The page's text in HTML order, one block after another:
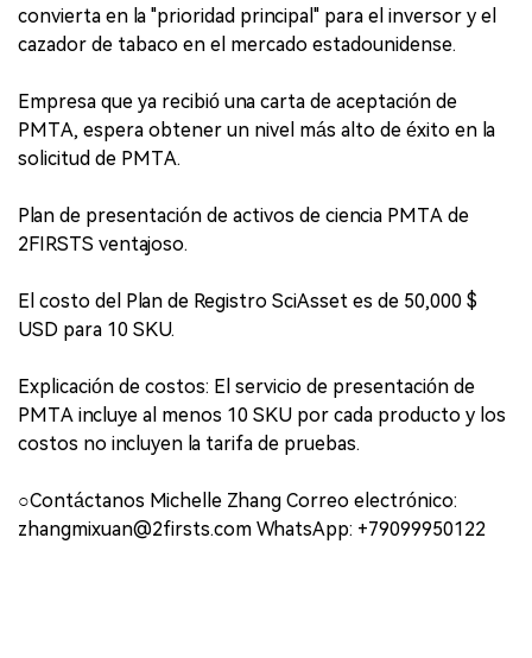
convierta en la "prioridad principal" para el inversor y el
cazador de tabaco en el mercado estadounidense.
Empresa que ya recibió una carta de aceptación de
PMTA, espera obtener un nivel más alto de éxito en la
solicitud de PMTA.
Plan de presentación de activos de ciencia PMTA de
2FIRSTS ventajoso.
El costo del Plan de Registro SciAsset es de 50,000 $
USD para 10 SKU.
Explicación de costos: El servicio de presentación de
PMTA incluye al menos 10 SKU por cada producto y los
costos no incluyen la tarifa de pruebas.
○Contáctanos Michelle Zhang Correo electrónico:
zhangmixuan@2firsts.com WhatsApp: +79099950122